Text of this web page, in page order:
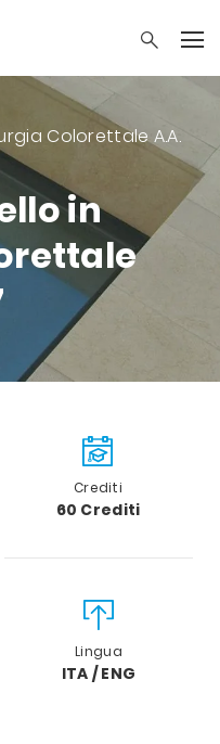
Colorettale A.A.
in
Crediti
60 Crediti
Lingua
ITA / ENG